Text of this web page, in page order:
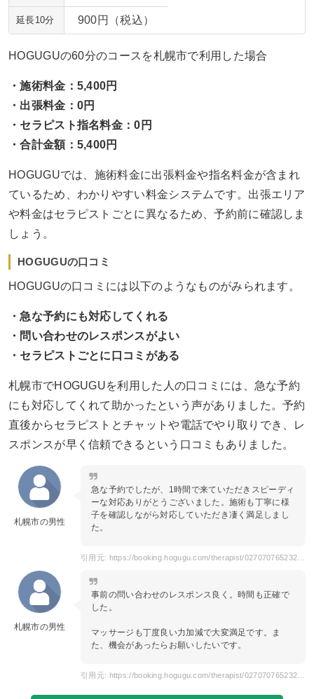
延長10分 900円（税込）
HOGUGUの60分のコースを札幌市で利用した場合
・施術料金：5,400円
・出張料金：0円
・セラピスト指名料金：0円
・合計金額：5,400円
HOGUGUでは、施術料金に出張料金や指名料金が含まれ
ているため、わかりやすい料金システムです。出張エリア
や料金はセラピストごとに異なるため、予約前に確認しま
しょう。
HOGUGUの口コミ
HOGUGUの口コミには以下のようなものがみられます。
・急な予約にも対応してくれる
・問い合わせのレスポンスがよい
・セラピストごとに口コミがある
札幌市でHOGUGUを利用した人の口コミには、急な予約
にも対応してくれて助かったという声がありました。予約
直後からセラピストとチャットや電話でやり取りでき、レ
スポンスが早く信頼できるという口コミもありました。
札幌市の男性
急な予約でしたが、1時間で来ていただきスピーディ
ーな対応ありがとうございました。施術も丁寧に様
子を確認しながら対応していただき凄く満足しまし
た。
札幌市の男性
事前の問い合わせのレスポンス良く。時間も正確で
した。
マッサージも丁度良い力加減で大変満足です。ま
た、機会があったらお願いしたいです。